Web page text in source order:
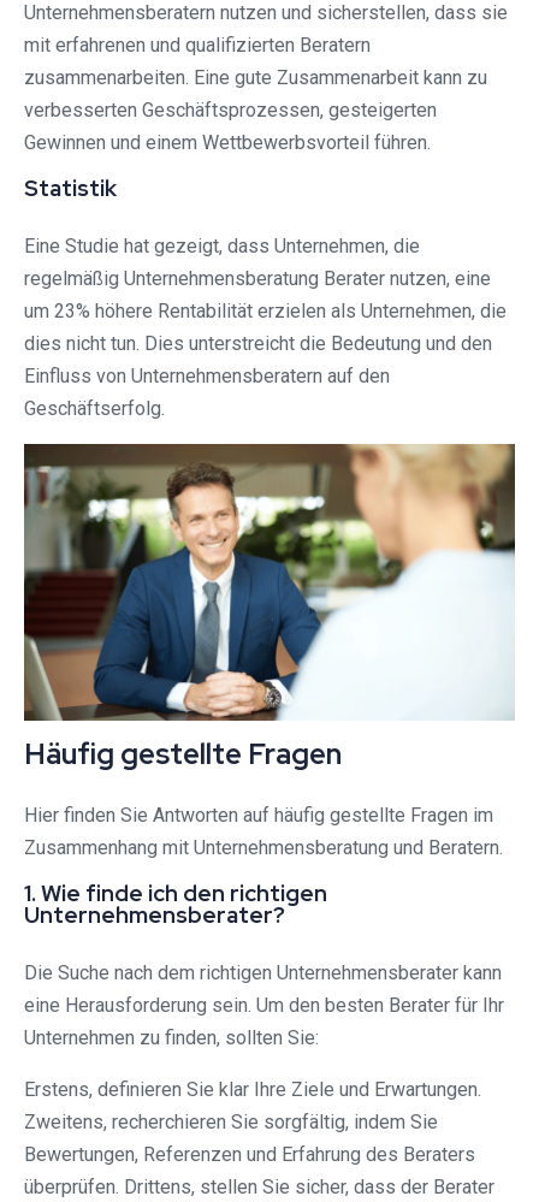
Unternehmensberatern nutzen und sicherstellen, dass sie
mit erfahrenen und qualifizierten Beratern
zusammenarbeiten. Eine gute Zusammenarbeit kann zu
verbesserten Geschäftsprozessen, gesteigerten
Gewinnen und einem Wettbewerbsvorteil führen.
Statistik
Eine Studie hat gezeigt, dass Unternehmen, die
regelmäßig Unternehmensberatung Berater nutzen, eine
um 23% höhere Rentabilität erzielen als Unternehmen, die
dies nicht tun. Dies unterstreicht die Bedeutung und den
Einfluss von Unternehmensberatern auf den
Geschäftserfolg.
Häufig gestellte Fragen
Hier finden Sie Antworten auf häufig gestellte Fragen im
Zusammenhang mit Unternehmensberatung und Beratern.
1. Wie finde ich den richtigen
Unternehmensberater?
Die Suche nach dem richtigen Unternehmensberater kann
eine Herausforderung sein. Um den besten Berater für Ihr
Unternehmen zu finden, sollten Sie:
Erstens, definieren Sie klar Ihre Ziele und Erwartungen.
Zweitens, recherchieren Sie sorgfältig, indem Sie
Bewertungen, Referenzen und Erfahrung des Beraters
überprüfen. Drittens, stellen Sie sicher, dass der Berater